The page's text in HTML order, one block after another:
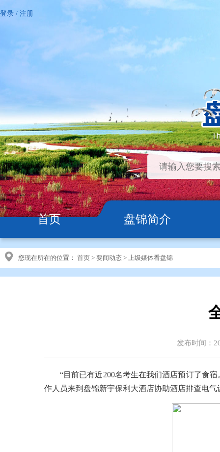
登录 / 注册
首页 盘锦简介
您现在所在的位置： 首页 > 要闻动态 > 上级媒体看盘锦
发布时间：
“目前已有近200名考生在我们酒店预订了食
作人员来到盘锦新宇保利大酒店协助酒店排查电